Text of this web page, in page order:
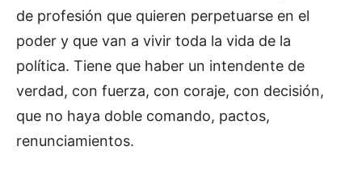
de profesión que quieren perpetuarse en el
poder y que van a vivir toda la vida de la
política. Tiene que haber un intendente de
verdad, con fuerza, con coraje, con decisión,
que no haya doble comando, pactos,
renunciamientos.